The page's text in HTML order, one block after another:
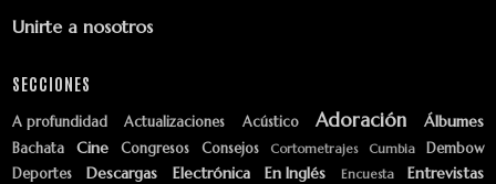
Unirte a nosotros
SECCIONES
A profundidad Actualizaciones Acústico Adoración Álbumes
Bachata Cine Congresos Consejos Cortometrajes Cumbia
Dembow
Deportes
Descargas Electrónica En Inglés Encuesta Entrevistas